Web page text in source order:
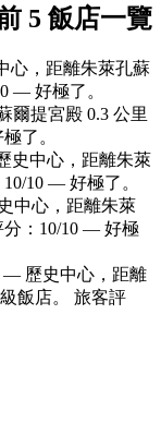
5 飯店一覽
心，距離朱萊孔蘇
— 好極了。
爾提宮殿 0.3 公里
了。
史中心，距離朱萊
10 — 好極了。
中心，距離朱萊
分：10/10 — 好極
— 歷史中心，距離
飯店。 旅客評